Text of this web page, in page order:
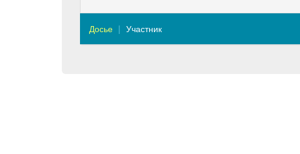
Досье Участник